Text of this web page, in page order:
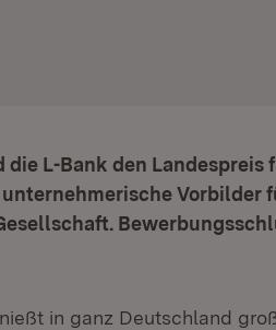
die L-Bank den Landespreis
Vorbilder
in ganz Deutschland